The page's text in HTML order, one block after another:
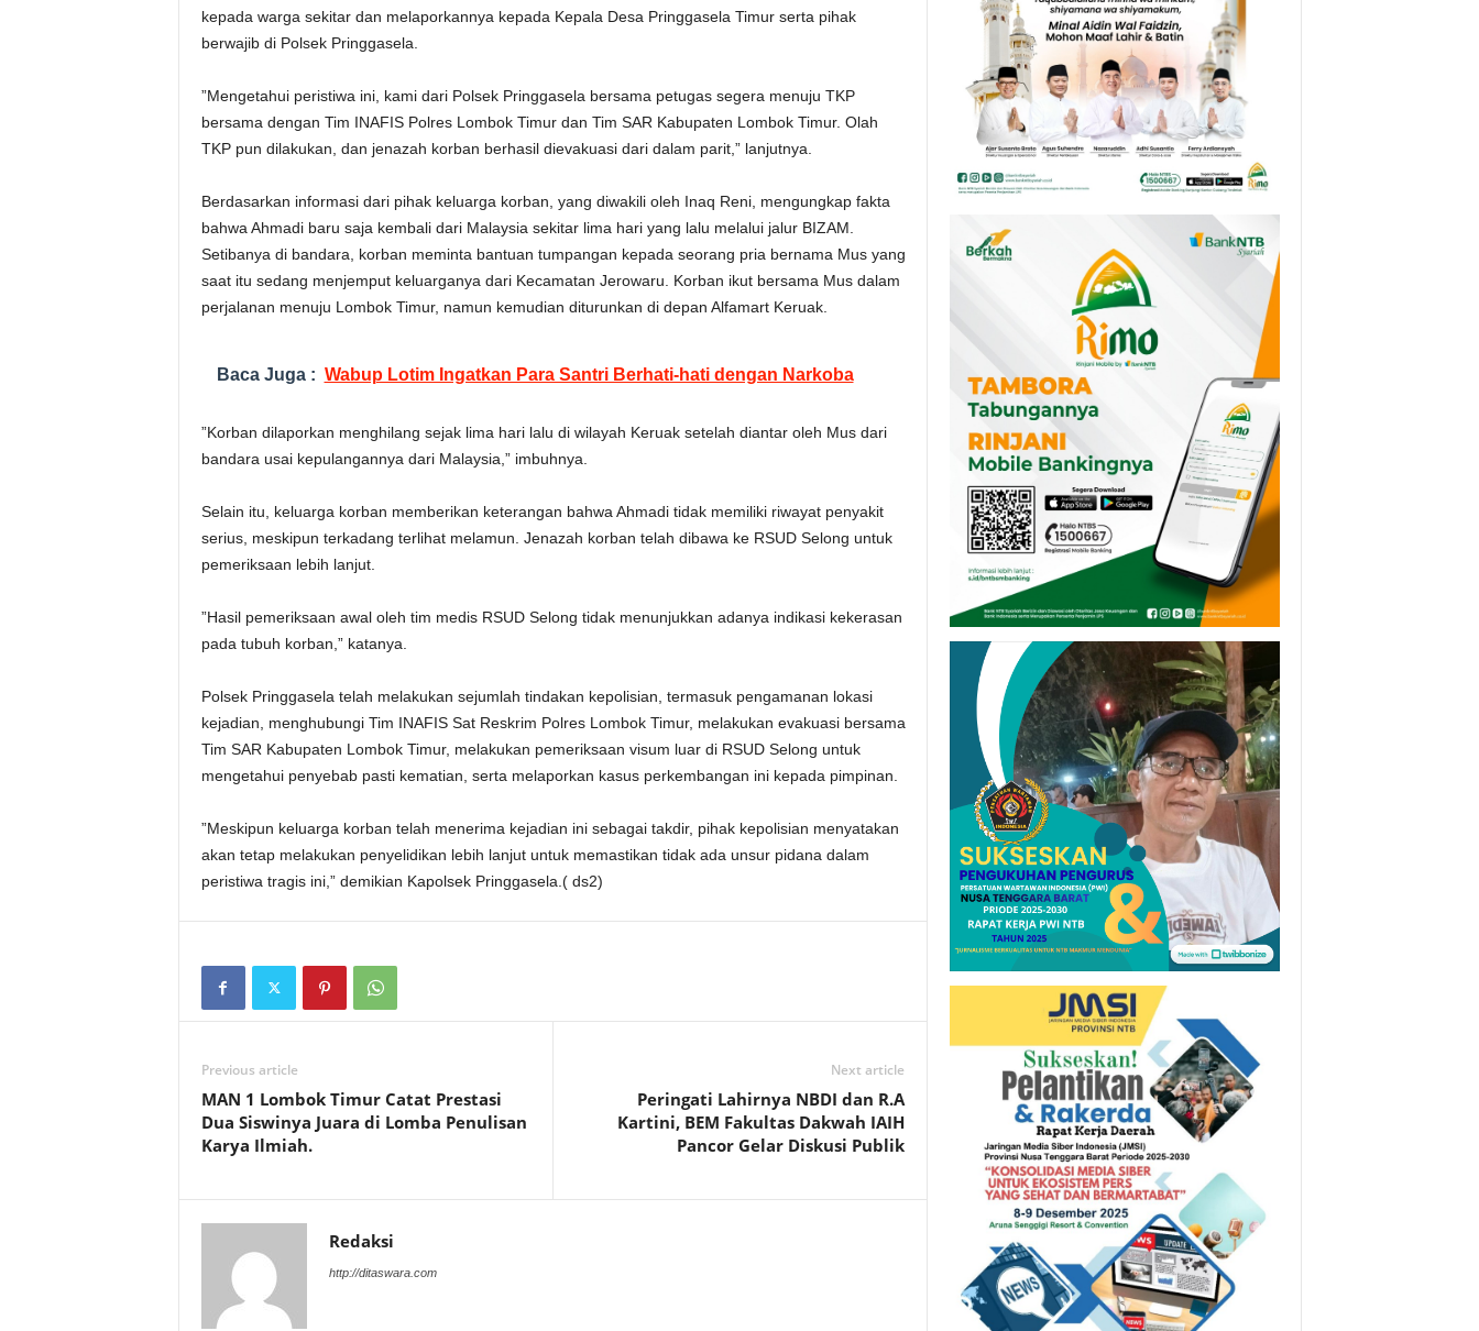
kepada warga sekitar dan melaporkannya kepada Kepala Desa Pringgasela Timur serta pihak
berwajib di Polsek Pringgasela.
”Mengetahui peristiwa ini, kami dari Polsek Pringgasela bersama petugas segera menuju TKP
bersama dengan Tim INAFIS Polres Lombok Timur dan Tim SAR Kabupaten Lombok Timur. Olah
TKP pun dilakukan, dan jenazah korban berhasil dievakuasi dari dalam parit,” lanjutnya.
Berdasarkan informasi dari pihak keluarga korban, yang diwakili oleh Inaq Reni, mengungkap fakta
bahwa Ahmadi baru saja kembali dari Malaysia sekitar lima hari yang lalu melalui jalur BIZAM.
Setibanya di bandara, korban meminta bantuan tumpangan kepada seorang pria bernama Mus yang
saat itu sedang menjemput keluarganya dari Kecamatan Jerowaru. Korban ikut bersama Mus dalam
perjalanan menuju Lombok Timur, namun kemudian diturunkan di depan Alfamart Keruak.
Baca Juga : Wabup Lotim Ingatkan Para Santri Berhati-hati dengan Narkoba
”Korban dilaporkan menghilang sejak lima hari lalu di wilayah Keruak setelah diantar oleh Mus dari
bandara usai kepulangannya dari Malaysia,” imbuhnya.
Selain itu, keluarga korban memberikan keterangan bahwa Ahmadi tidak memiliki riwayat penyakit
serius, meskipun terkadang terlihat melamun. Jenazah korban telah dibawa ke RSUD Selong untuk
pemeriksaan lebih lanjut.
”Hasil pemeriksaan awal oleh tim medis RSUD Selong tidak menunjukkan adanya indikasi kekerasan
pada tubuh korban,” katanya.
Polsek Pringgasela telah melakukan sejumlah tindakan kepolisian, termasuk pengamanan lokasi
kejadian, menghubungi Tim INAFIS Sat Reskrim Polres Lombok Timur, melakukan evakuasi bersama
Tim SAR Kabupaten Lombok Timur, melakukan pemeriksaan visum luar di RSUD Selong untuk
mengetahui penyebab pasti kematian, serta melaporkan kasus perkembangan ini kepada pimpinan.
”Meskipun keluarga korban telah menerima kejadian ini sebagai takdir, pihak kepolisian menyatakan
akan tetap melakukan penyelidikan lebih lanjut untuk memastikan tidak ada unsur pidana dalam
peristiwa tragis ini,” demikian Kapolsek Pringgasela.( ds2)
Previous article
MAN 1 Lombok Timur Catat Prestasi
Dua Siswinya Juara di Lomba Penulisan
Karya Ilmiah.
Next article
Peringati Lahirnya NBDI dan R.A
Kartini, BEM Fakultas Dakwah IAIH
Pancor Gelar Diskusi Publik
Redaksi
http://ditaswara.com